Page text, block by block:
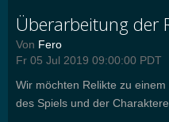
Überarbeitung der
Von Fero
Fr 05 Jul 2019 09:00:00 PDT
Wir möchten Relikte zu
des Spiels und der